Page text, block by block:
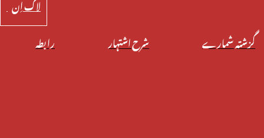
لاگ اِن
لاگ اِن
رابطہ
شرح اشتہار گزشتہ شمارے